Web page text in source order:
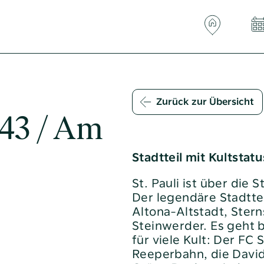
altoba-card
Co-Working bei der altoba
Downloads
Elektronische Wasserzähler
E-Mobilität bei der altoba
Glasfaser
Häufige Fragen
Hausnotruf
/ Am
Zurück zur Übersicht
Stadtteil mit
St. Pauli ist über die
Der legendäre
Altona-Altstadt,
Steinwerder. Es geht
für viele Kult: Der FC
Reeperbahn, die